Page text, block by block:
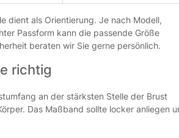
dient als Orientierung. Je nach Modell,
Passform kann die passende Größe
beraten wir Sie gerne persönlich.
richtig
an der stärksten Stelle der Brust
Das Maßband sollte locker anliegen